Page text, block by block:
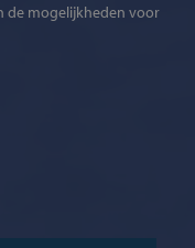
de mogelijkheden voor